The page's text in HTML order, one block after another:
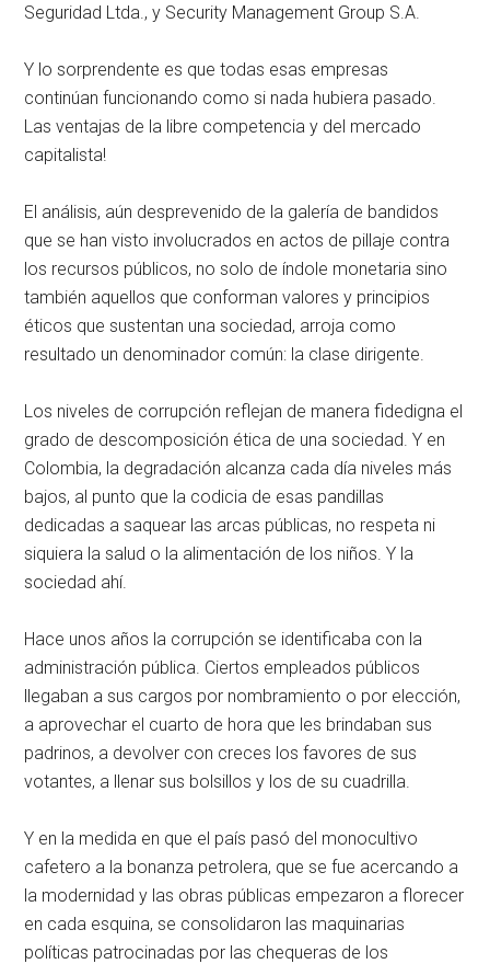
Seguridad Ltda., y Security Management Group S.A.
Y lo sorprendente es que todas esas empresas
continúan funcionando como si nada hubiera pasado.
Las ventajas de la libre competencia y del mercado
capitalista!
El análisis, aún desprevenido de la galería de bandidos
que se han visto involucrados en actos de pillaje contra
los recursos públicos, no solo de índole monetaria sino
también aquellos que conforman valores y principios
éticos que sustentan una sociedad, arroja como
resultado un denominador común: la clase dirigente.
Los niveles de corrupción reflejan de manera fidedigna el
grado de descomposición ética de una sociedad. Y en
Colombia, la degradación alcanza cada día niveles más
bajos, al punto que la codicia de esas pandillas
dedicadas a saquear las arcas públicas, no respeta ni
siquiera la salud o la alimentación de los niños. Y la
sociedad ahí.
Hace unos años la corrupción se identificaba con la
administración pública. Ciertos empleados públicos
llegaban a sus cargos por nombramiento o por elección,
a aprovechar el cuarto de hora que les brindaban sus
padrinos, a devolver con creces los favores de sus
votantes, a llenar sus bolsillos y los de su cuadrilla.
Y en la medida en que el país pasó del monocultivo
cafetero a la bonanza petrolera, que se fue acercando a
la modernidad y las obras públicas empezaron a florecer
en cada esquina, se consolidaron las maquinarias
políticas patrocinadas por las chequeras de los